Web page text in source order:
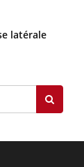
latérale